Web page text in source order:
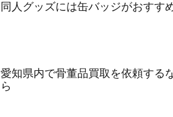
同人グッズには缶バッジがおすす
愛知県内で骨董品買取を依頼する
ら